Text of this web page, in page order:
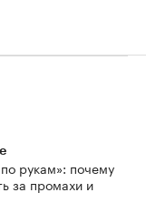
рукам»: почему
за промахи и